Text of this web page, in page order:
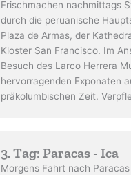
Frischmachen nachmittags
durch die peruanische
Plaza de Armas, der
Kloster San Francisco. Im
Besuch des Larco Herrera
hervorragenden Exponaten
präkolumbischen Zeit.
3. Tag: Paracas - Ica
Morgens Fahrt nach